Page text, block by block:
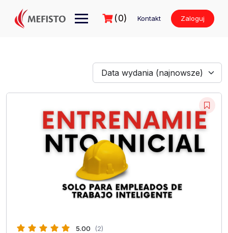
treści
(0) Kontakt Zaloguj
Data wydania (najnowsze)
5.00 (2)